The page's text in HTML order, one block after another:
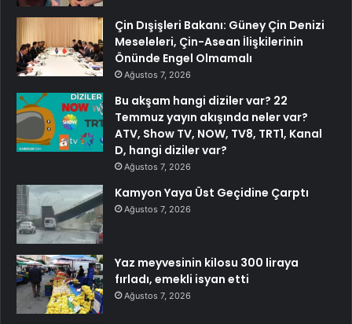
Çin Dışişleri Bakanı: Güney Çin Denizi
Meseleleri, Çin-Asean İlişkilerinin
Önünde Engel Olmamalı
Ağustos 7, 2026
Bu akşam hangi diziler var? 22
Temmuz yayın akışında neler var?
ATV, Show TV, NOW, TV8, TRT1, Kanal
D, hangi diziler var?
Ağustos 7, 2026
Kamyon Yaya Üst Geçidine Çarptı
Ağustos 7, 2026
Yaz meyvesinin kilosu 300 liraya
fırladı, emekli isyan etti
Ağustos 7, 2026